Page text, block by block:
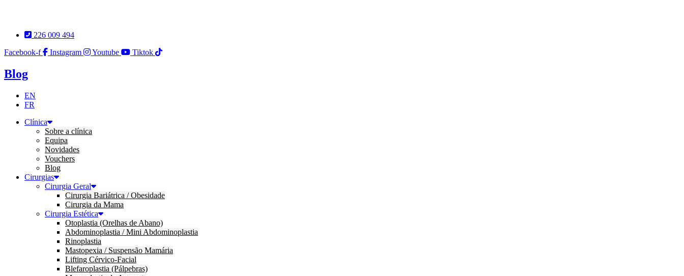
conteúdo 226 009 494
Facebook-f
Instagram Youtube Tiktok
Blog
EN
FR
Clínica
Sobre a clínica
Equipa
Novidades
Vouchers
Blog
Cirurgias
Cirurgia Geral
Cirurgia Bariátrica / Obesidade
Cirurgia da Mama
Cirurgia Estética
Otoplastia (Orelhas de Abano)
Abdominoplastia / Mini Abdominoplastia
Rinoplastia
Mastopexia / Suspensão Mamária
Lifting Cérvico-Facial
Blefaroplastia (Pálpebras)